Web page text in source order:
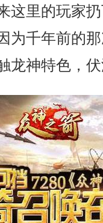
这里的玩家
为千年前的
龙神特色，